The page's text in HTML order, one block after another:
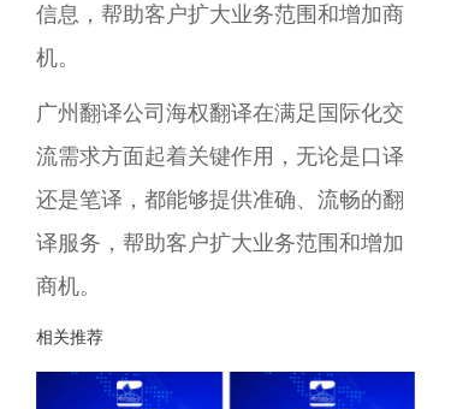
信息，帮助客户扩大业务范围和增加商
机。
广州翻译公司海权翻译在满足国际化交
流需求方面起着关键作用，无论是口译
还是笔译，都能够提供准确、流畅的翻
译服务，帮助客户扩大业务范围和增加
商机。
相关推荐